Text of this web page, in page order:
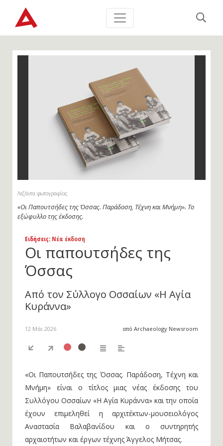
Λεζάντα φωτογραφίας
«Οι Παπουτσήδες της Όσσας. Παράδοση, Τέχνη και Μνήμη». Το
εξώφυλλο της έκδοσης.
Ειδήσεις: Νέα έκδοση
Οι παπουτσήδες της
Όσσας
Από τον Σύλλογο Οσσαίων «Η Αγία
Κυράννα»
12 Μάι 2026 από Archaeology Newsroom
«Οι Παπουτσήδες της Όσσας. Παράδοση, Τέχνη και
Μνήμη» είναι ο τίτλος μιας νέας έκδοσης του
Συλλόγου Οσσαίων «Η Αγία Κυράννα» και την οποία
έχουν επιμεληθεί η αρχιτέκτων-μουσειολόγος
Αναστασία Βαλαβανίδου και ο συντηρητής
αρχαιοτήτων και έργων τέχνης Άγγελος Μήτσας.